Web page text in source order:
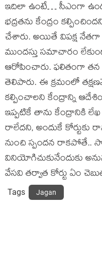
ఇదిలా ఉంటే… సీఎంగా
భద్రతను కేంద్రం
చేశారు. అయితే విపక్ష
ముందస్తు సమాచారం
ఆరోపించారు. ఫలితంగా తన
తెలిపారు. ఈ క్రమంలో
కల్పించాలని కేంద్రాన్ని
ఇప్పటికే తాను కేంద్రానికి
రాలేదని, అందుకే కోర్టుకు
నుంచి స్పందన రాకపోతే..
వినియోగిచుకునేందుకు
వేసవి తర్వాత కోర్టు ఏం
Tags Jagan